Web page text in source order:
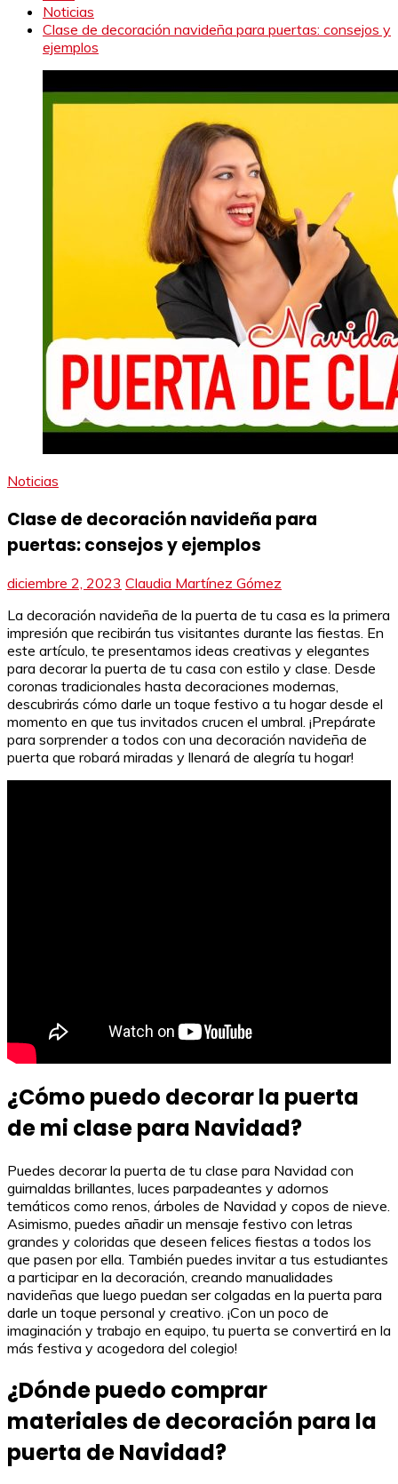
Noticias
Clase de decoración navideña para puertas: consejos y
ejemplos
Noticias
Clase de decoración navideña para
puertas: consejos y ejemplos
diciembre 2, 2023 Claudia Martínez Gómez
La decoración navideña de la puerta de tu casa es la primera
impresión que recibirán tus visitantes durante las fiestas. En
este artículo, te presentamos ideas creativas y elegantes
para decorar la puerta de tu casa con estilo y clase. Desde
coronas tradicionales hasta decoraciones modernas,
descubrirás cómo darle un toque festivo a tu hogar desde el
momento en que tus invitados crucen el umbral. ¡Prepárate
para sorprender a todos con una decoración navideña de
puerta que robará miradas y llenará de alegría tu hogar!
¿Cómo puedo decorar la puerta
de mi clase para Navidad?
Puedes decorar la puerta de tu clase para Navidad con
guirnaldas brillantes, luces parpadeantes y adornos
temáticos como renos, árboles de Navidad y copos de nieve.
Asimismo, puedes añadir un mensaje festivo con letras
grandes y coloridas que deseen felices fiestas a todos los
que pasen por ella. También puedes invitar a tus estudiantes
a participar en la decoración, creando manualidades
navideñas que luego puedan ser colgadas en la puerta para
darle un toque personal y creativo. ¡Con un poco de
imaginación y trabajo en equipo, tu puerta se convertirá en la
más festiva y acogedora del colegio!
¿Dónde puedo comprar
materiales de decoración para la
puerta de Navidad?